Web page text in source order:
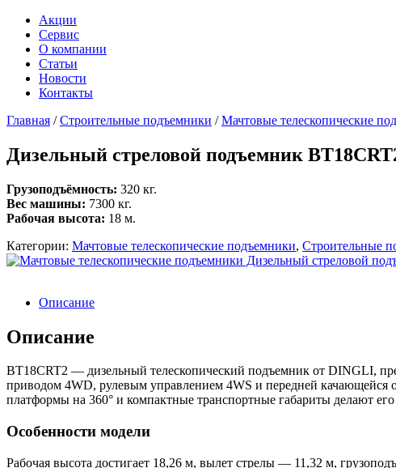
Акции
Сервис
О компании
Статьи
Новости
Контакты
Главная /Строительные подъемники /Мачтовые телескопические
Дизельный стреловой подъемник
Грузоподъёмность: 320 кг.
Вес машины: 7300 кг.
Рабочая высота: 18 м.
Категории: Мачтовые телескопические подъемники, Строительные
Описание
Описание
BT18CRT2 — дизельный телескопический подъемник от DINGLI,
приводом 4WD, рулевым управлением 4WS и передней качающейся
платформы на 360° и компактные транспортные габариты делают
Особенности модели
Рабочая высота достигает 18,26 м, вылет стрелы — 11,32 м,